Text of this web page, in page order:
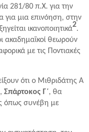
281/80 π.Χ. για την
για μια επινόηση, στην
ικανοποιητικά2.
ακαδημαϊκοί θεωρούν
με τις Ποντιακές
ότι ο Μιθριδάτης A
Σπάρτοκος Γ´, θα
όπως συνέβη με